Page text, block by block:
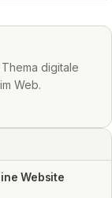
digitale
Web.
Website